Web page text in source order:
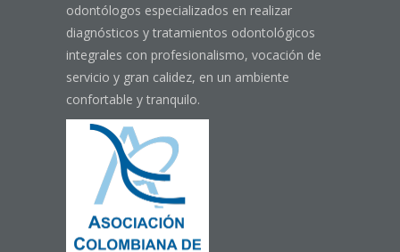
odontólogos especializados en realizar
diagnósticos y tratamientos odontológicos
integrales con profesionalismo, vocación de
servicio y gran calidez, en un ambiente
confortable y tranquilo.